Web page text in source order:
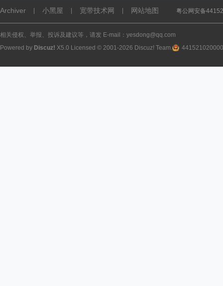
Archiver 小黑屋 宽带技术网 网站地图 粤公网安备
相关侵权、举报、投诉及建议等，请发 E-mail：yesdong@qq.com
Powered by Discuz! X5.0 Licensed © 2001-2026 Discuz! Team.